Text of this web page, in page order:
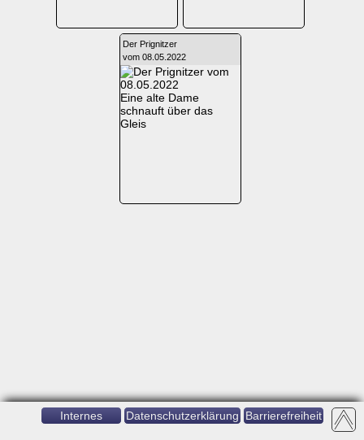
Der Prignitzer
vom 08.05.2022
Eine alte Dame
schnauft über das
Gleis
Internes Datenschutzerklärung Barrierefreiheit